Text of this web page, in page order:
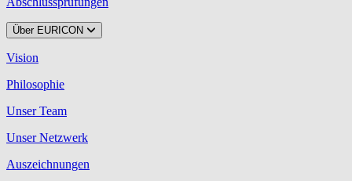
Über EURICON
Vision
Philosophie
Unser Team
Unser Netzwerk
Auszeichnungen